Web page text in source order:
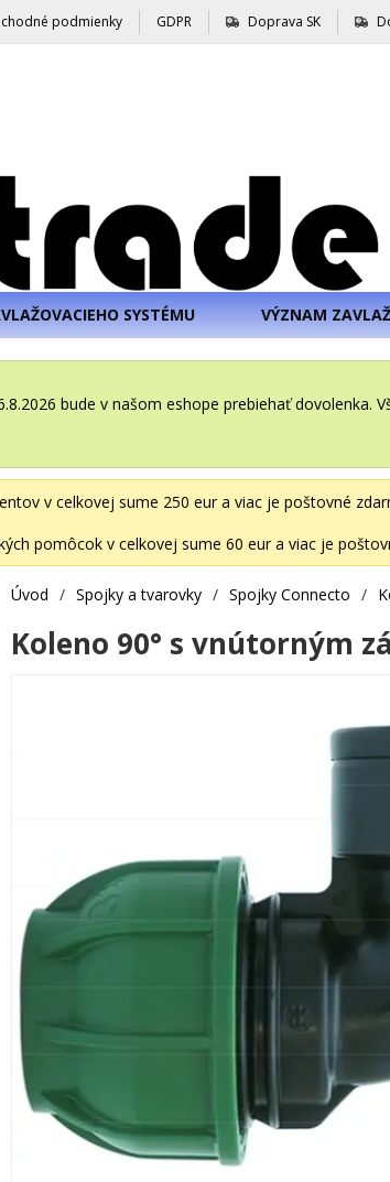
podmienky GDPR Doprava SK
SYSTÉMU VÝZNAM
bude v našom eshope prebiehať
v celkovej sume 250 eur a viac je poštovné
pomôcok v celkovej sume 60 eur a viac je
Úvod / Spojky a tvarovky / Spojky Connecto /
Koleno 90° s vnútorným